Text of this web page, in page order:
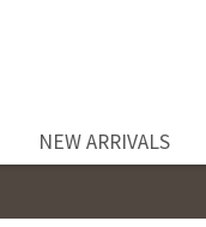
NEW ARRIVALS